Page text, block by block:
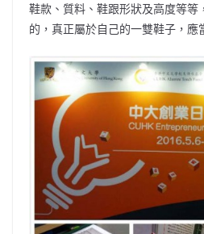
鞋款、質料、鞋跟形狀及高度等等
的，真正屬於自己的一雙鞋子，應